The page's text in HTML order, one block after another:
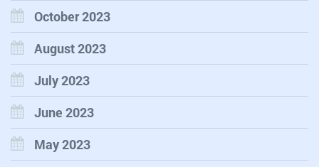
October 2023
August 2023
July 2023
June 2023
May 2023